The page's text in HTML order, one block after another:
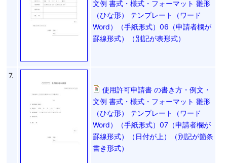
文例 書式・様式・フォーマット 雛形
（ひな形） テンプレート（ワード
Word）（手紙形式）06（申請者欄が
罫線形式）（別記が表形式）
7.
使用許可申請書 の書き方・例文・
文例 書式・様式・フォーマット 雛形
（ひな形） テンプレート（ワード
Word）（手紙形式）07（申請者欄が
罫線形式）（日付が上）（別記が箇条
書き形式）